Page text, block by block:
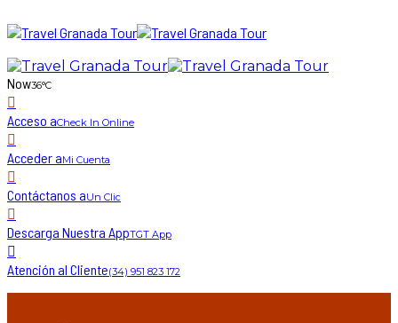
Now36°C
Acceso aCheck In Online
Acceder aMi Cuenta
Contáctanos aUn Clic
Descarga Nuestra AppTGT App
Atención al Cliente(34) 951 823 172